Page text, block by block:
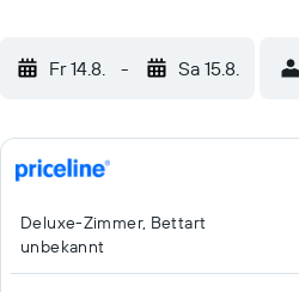
Fr 14.8. - Sa 15.8.
Deluxe-Zimmer, Bettart
unbekannt